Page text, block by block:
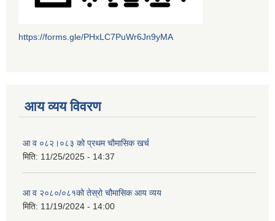
https://forms.gle/PHxLC7PuWr6Jn9yMA
आय व्यय विवरण
आ व ०८२।०८३ को प्रथम चौमासिक खर्च
मिति: 11/25/2025 - 14:37
आ व २०८०/०८१को तेस्रो चौमासिक आय व्यय
मिति: 11/19/2024 - 14:00